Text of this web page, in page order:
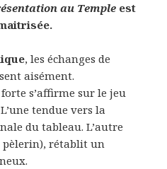
au Temple est
, les échanges de
aisément.
s’affirme sur le jeu
tendue vers la
du tableau. L’autre
pèlerin), rétablit un